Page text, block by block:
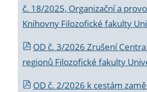
č. 18/2025, Organizační a
Knihovny Filozofické fakulty
OD č. 3/2026 Zrušení
regionů Filozofické fakulty
OD č. 2/2026 k cestám